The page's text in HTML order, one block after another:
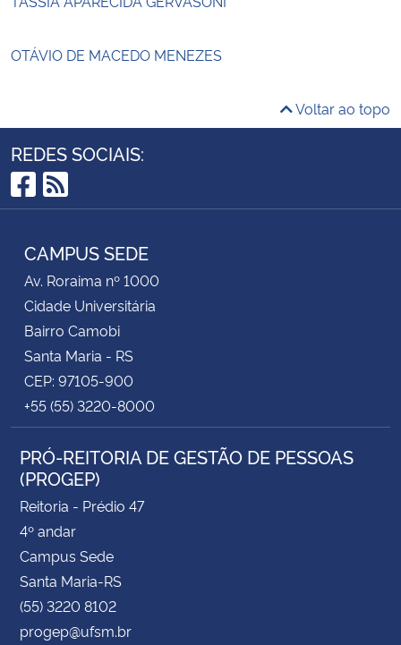
OTÁVIO DE MACEDO MENEZES
Voltar ao topo
REDES SOCIAIS:
Facebook
RSS
CAMPUS SEDE
Av. Roraima nº 1000
Cidade Universitária
Bairro Camobi
Santa Maria - RS
CEP: 97105-900
+55 (55) 3220-8000
PRÓ-REITORIA DE GESTÃO DE PESSOAS
(PROGEP)
Reitoria - Prédio 47
4º andar
Campus Sede
Santa Maria-RS
(55) 3220 8102
progep@ufsm.br